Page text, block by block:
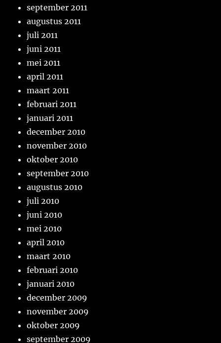
september 2011
augustus 2011
juli 2011
juni 2011
mei 2011
april 2011
maart 2011
februari 2011
januari 2011
december 2010
november 2010
oktober 2010
september 2010
augustus 2010
juli 2010
juni 2010
mei 2010
april 2010
maart 2010
februari 2010
januari 2010
december 2009
november 2009
oktober 2009
september 2009